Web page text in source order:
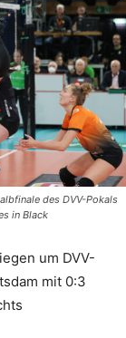
des DVV-Pokals
in Black
um DVV-
mit 0:3